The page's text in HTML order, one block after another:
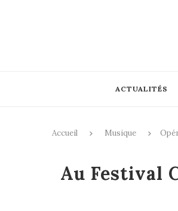
ACTUALITÉS
Accueil Musique
Au Festival